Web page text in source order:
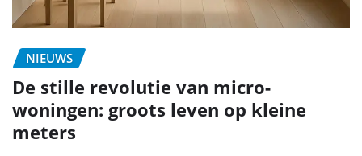
NIEUWS
De stille revolutie van micro-
woningen: groots leven op kleine
meters